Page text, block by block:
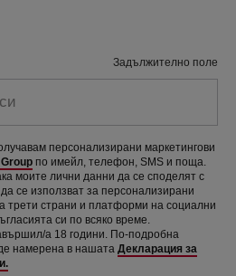
Задължително поле
персонализирани маркетингови
по имейл, телефон, SMS и поща.
моите лични данни да се споделят с
се използват за персонализирани
трети страни и платформи на социални
си по всяко време.
а 18 години. По-подробна
намерена в нашата Декларация за